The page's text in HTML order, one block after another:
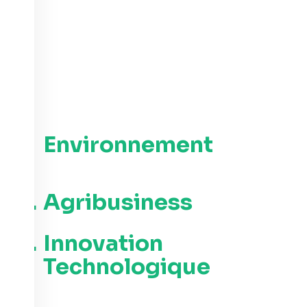
Environnement
2. Agribusiness
3. Innovation
Technologique